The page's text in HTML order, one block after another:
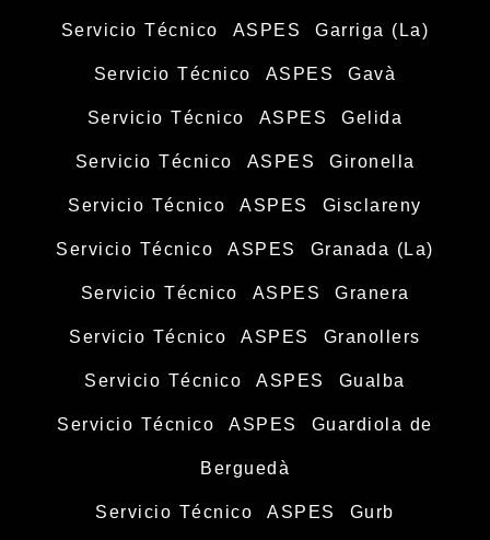
Servicio Técnico ASPES Garriga (La)
Servicio Técnico ASPES Gavà
Servicio Técnico ASPES Gelida
Servicio Técnico ASPES Gironella
Servicio Técnico ASPES Gisclareny
Servicio Técnico ASPES Granada (La)
Servicio Técnico ASPES Granera
Servicio Técnico ASPES Granollers
Servicio Técnico ASPES Gualba
Servicio Técnico ASPES Guardiola de
Berguedà
Servicio Técnico ASPES Gurb